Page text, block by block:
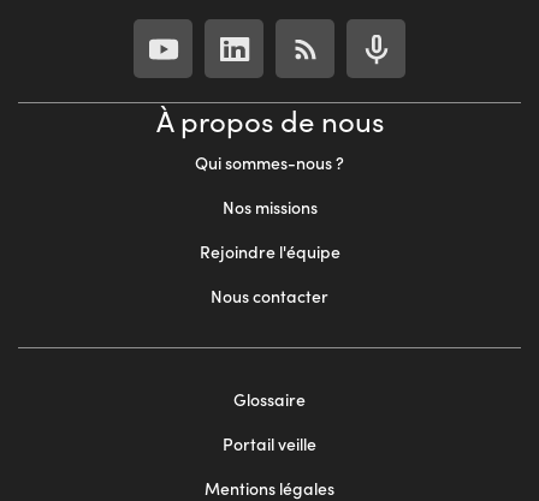
À propos de nous
Qui sommes-nous ?
Nos missions
Rejoindre l'équipe
Nous contacter
Glossaire
Portail veille
Mentions légales